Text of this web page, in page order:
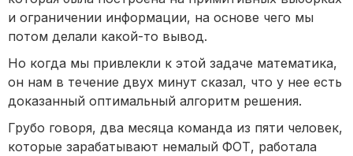
и ограничении информации, на основе чего мы
потом делали какой-то вывод.
Но когда мы привлекли к этой задаче математика,
он нам в течение двух минут сказал, что у нее есть
доказанный оптимальный алгоритм решения.
Грубо говоря, два месяца команда из пяти человек,
которые зарабатывают немалый ФОТ, работала